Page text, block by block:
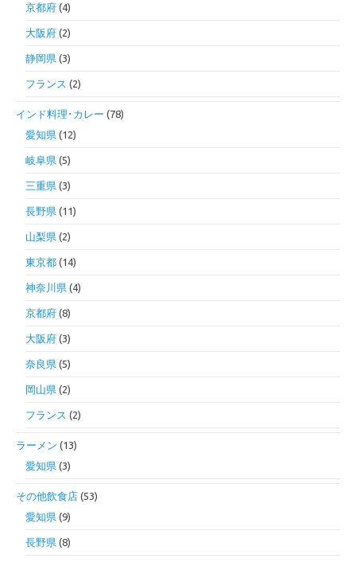
京都府 (4)
大阪府 (2)
静岡県 (3)
フランス (2)
インド料理･カレー (78)
愛知県 (12)
岐阜県 (5)
三重県 (3)
長野県 (11)
山梨県 (2)
東京都 (14)
神奈川県 (4)
京都府 (8)
大阪府 (3)
奈良県 (5)
岡山県 (2)
フランス (2)
ラーメン (13)
愛知県 (3)
その他飲食店 (53)
愛知県 (9)
長野県 (8)